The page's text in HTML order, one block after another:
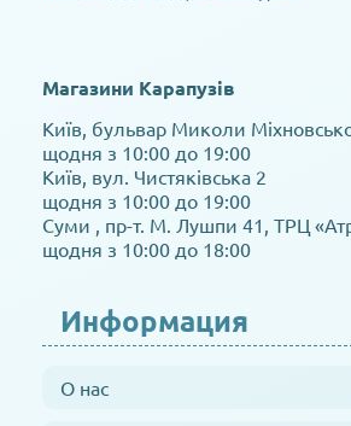
Магазини Карапузів
Київ, бульвар Миколи
щодня з 10:00 до 19:00
Київ, вул. Чистяківська 2
щодня з 10:00 до 19:00
Суми , пр-т. М. Лушпи 41, ТРЦ
щодня з 10:00 до 18:00
Информация
О нас